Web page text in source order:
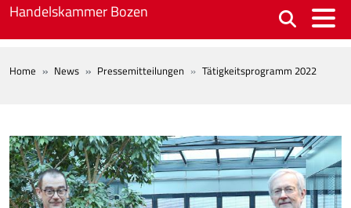
Skip to main content
Handelskammer Bozen
BREADCRUMB
Home News Pressemitteilungen Tätigkeitsprogramm 2022